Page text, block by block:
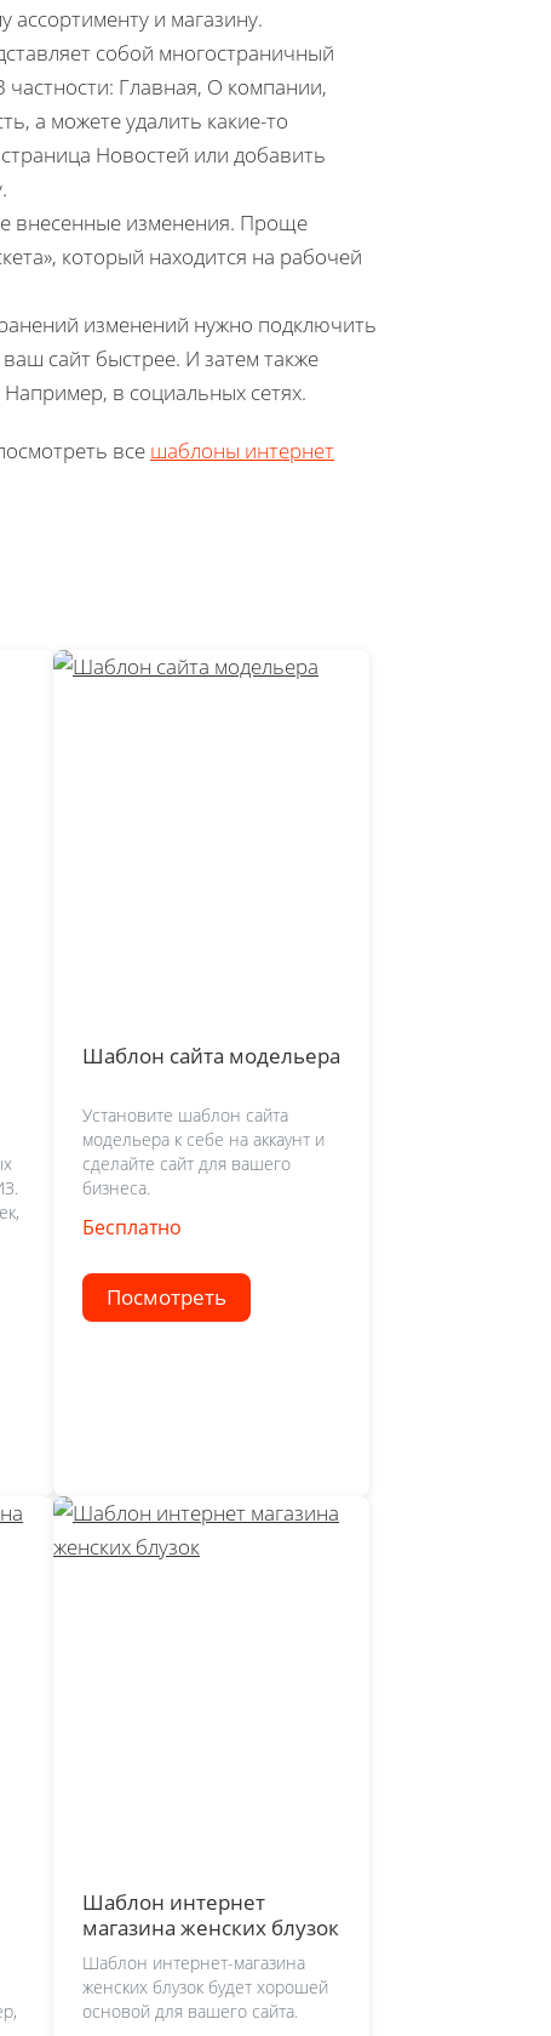
и магазину.
собой многостраничный
Главная, О компании,
а можете удалить какие-то
Новостей или добавить
внесенные изменения. Проще
который находится на рабочей
изменений нужно подключить
сайт быстрее. И затем также
в социальных сетях.
все шаблоны интернет
Шаблон сайта модельера
Установите шаблон сайта
модельера к себе на аккаунт и
сделайте сайт для вашего
бизнеса.
Бесплатно
Посмотреть
Шаблон интернет
магазина женских блузок
Шаблон интернет-магазина
женских блузок будет хорошей
основой для вашего сайта.